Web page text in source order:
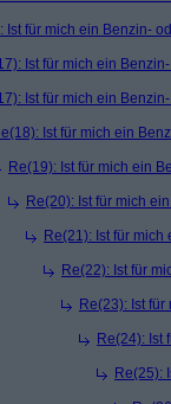
Ist für mich ein Benzin-
Ist für mich ein
Ist für mich ein
Ist für mich ein
Re(19): Ist für mich ein
Re(20): Ist für mich
Re(21): Ist für
Re(22): Ist für
Re(23): Ist
Re(24): Ist
Re(25):